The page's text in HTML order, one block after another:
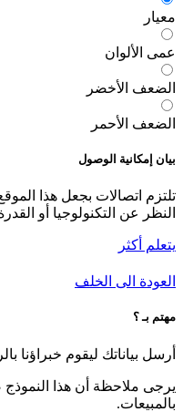
معيار
عمى الألوان
الضعف الأخضر
الضعف الأحمر
بيان إمكانية الوصول
تلتزم اتصالات بجعل هذا
النظر عن التكنولوجيا أو
يتعلم أكثر
العودة الى الخلف
مهتم بـ؟
أرسل بياناتك ليقوم خبراؤنا
يرجى ملاحظة أن هذا
بالمبيعات.